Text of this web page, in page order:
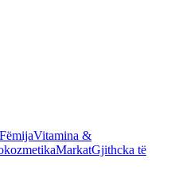
Vitamina &
MarkatGjithcka të